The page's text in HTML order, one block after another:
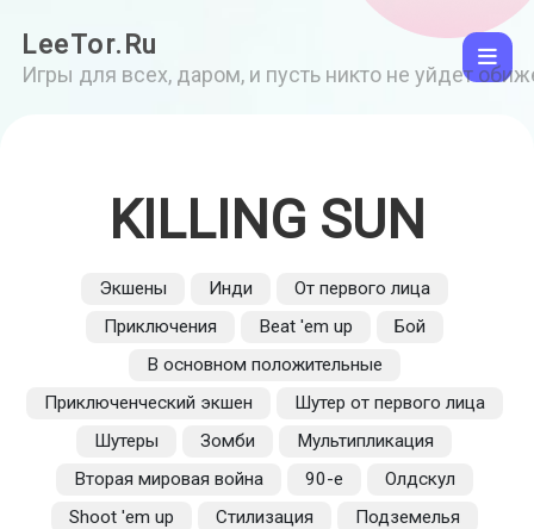
LeeTor.Ru
Игры для всех, даром, и пусть никто не уйдет
KILLING SUN
Экшены Инди
От первого лица
Приключения
Beat 'em up
Бой
В основном положительные
Приключенческий экшен
Шутер от первого лица
Шутеры
Зомби
Мультипликация
Вторая мировая война
90-е
Олдскул
Shoot 'em up
Стилизация
Подземелья